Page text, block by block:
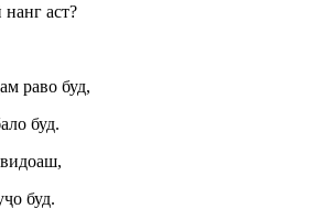
нанг аст?
раво буд,
буд.
ҷо буд.